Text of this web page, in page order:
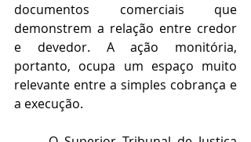
documentos comerciais que
demonstrem a relação entre credor
e devedor. A ação monitória,
portanto, ocupa um espaço muito
relevante entre a simples cobrança e
a execução.